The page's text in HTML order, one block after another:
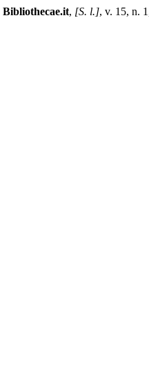
Bibliothecae.it, [S. l.], v. 15, n.